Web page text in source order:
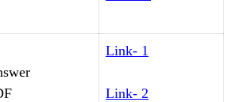
Link- 1
Link- 2